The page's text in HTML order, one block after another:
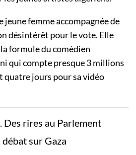
jeune femme accompagnée de
désintérêt pour le vote. Elle
formule du comédien
qui compte presque 3 millions
quatre jours pour sa vidéo
Des rires au Parlement
sur Gaza